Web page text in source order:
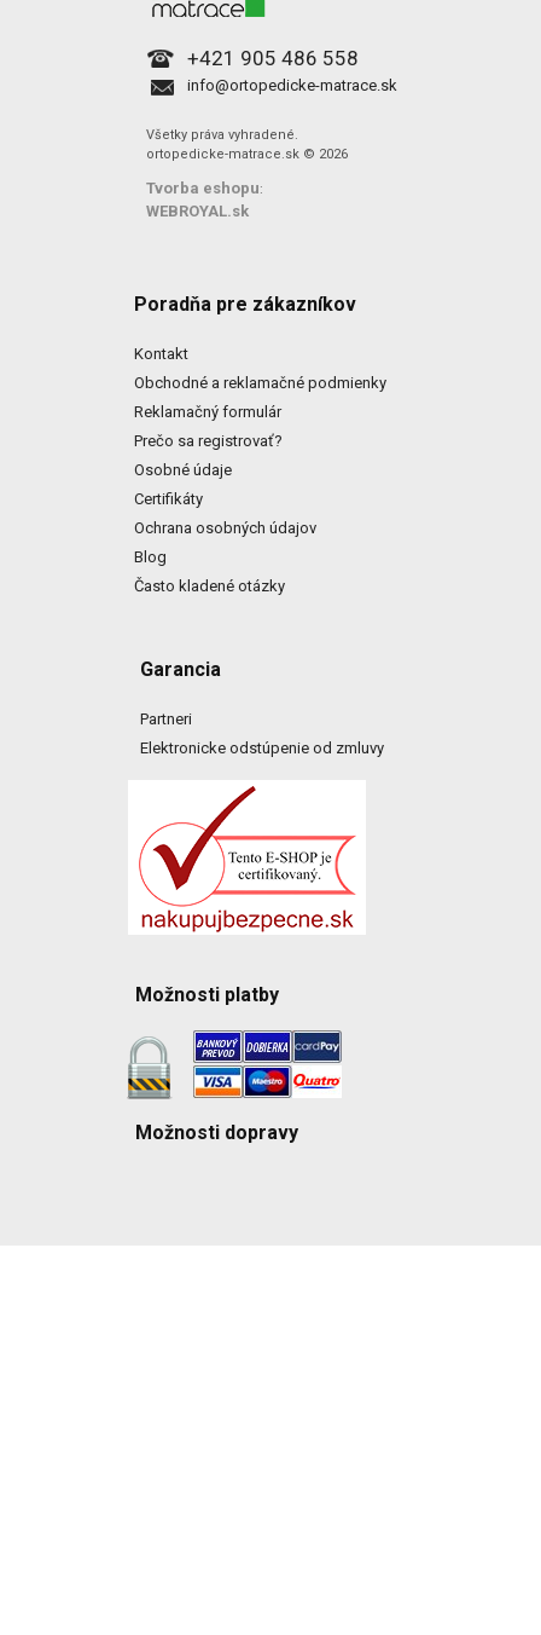
+421 905 486 558
info@ortopedicke-matrace.sk
Všetky práva vyhradené.
ortopedicke-matrace.sk © 2026
Tvorba eshopu:
WEBROYAL.sk
Poradňa pre zákazníkov
Kontakt
Obchodné a reklamačné podmienky
Reklamačný formulár
Prečo sa registrovať?
Osobné údaje
Certifikáty
Ochrana osobných údajov
Blog
Často kladené otázky
Garancia
Partneri
Elektronicke odstúpenie od zmluvy
Možnosti platby
Možnosti dopravy